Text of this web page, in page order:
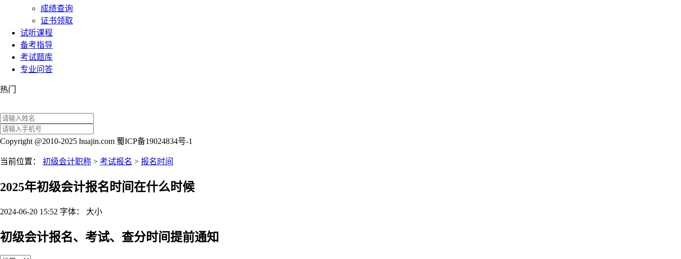
成绩查询
证书领取
试听课程
备考指导
考试题库
专业问答
热门
Copyright @2010-2025 huajin.com 蜀ICP备19024834号-1
当前位置： 初级会计职称 > 考试报名 > 报名时间
2025年初级会计报名时间在什么时候
2024-06-20 15:52 字体： 大小
初级会计报名、考试、查分时间提前通知